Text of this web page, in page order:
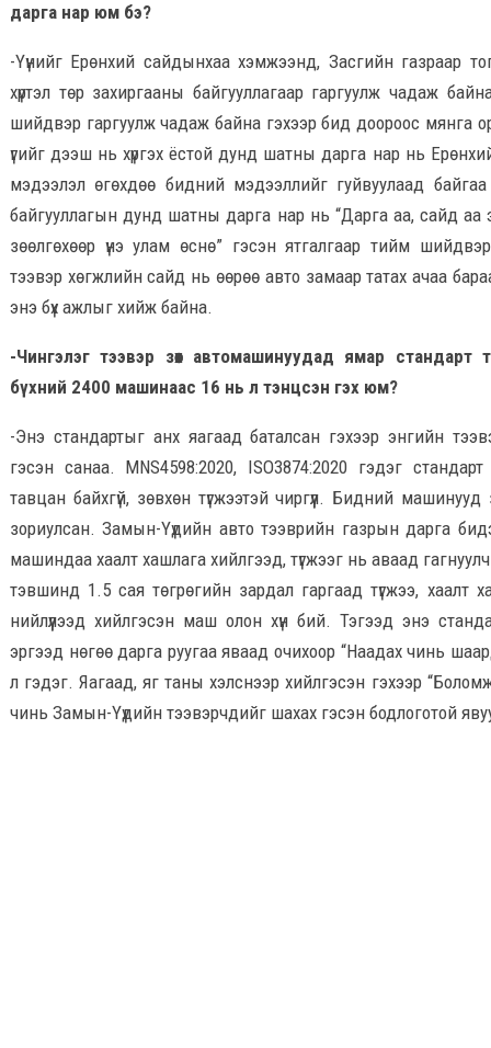
дарга нар юм бэ?
-Үүнийг Ерөнхий сайдынхаа хэмжээнд, Засгийн газраар
хүртэл төр захиргааны байгууллагаар гаргуулж чадаж
шийдвэр гаргуулж чадаж байна гэхээр бид доороос мянга
үгийг дээш нь хүргэх ёстой дунд шатны дарга нар нь
мэдээлэл өгөхдөө бидний мэдээллийг гуйвуулаад
байгууллагын дунд шатны дарга нар нь “Дарга аа, сайд аа
зөөлгөхөөр үнэ улам өснө” гэсэн ятгалгаар тийм
тээвэр хөгжлийн сайд нь өөрөө авто замаар татах ачаа
энэ бүх ажлыг хийж байна.
-Чингэлэг тээвэр зөөх автомашинуудад ямар
бүхний 2400 машинаас 16 нь л тэнцсэн гэх юм?
-Энэ стандартыг анх яагаад баталсан гэхээр энгийн
гэсэн санаа. MNS4598:2020, ISO3874:2020 гэдэг
тавцан байхгүй, зөвхөн түгжээтэй чиргүүл. Бидний
зориулсан. Замын-Үүдийн авто тээврийн газрын дарга
машиндаа хаалт хашлага хийлгээд, түгжээг нь аваад
тэвшинд 1.5 сая төгрөгийн зардал гаргаад түгжээ, хаалт
нийлүүлээд хийлгэсэн маш олон хүн бий. Тэгээд энэ
эргээд нөгөө дарга руугаа яваад очихоор “Наадах чинь
л гэдэг. Яагаад, яг таны хэлснээр хийлгэсэн гэхээр
чинь Замын-Үүдийн тээвэрчдийг шахах гэсэн бодлоготой